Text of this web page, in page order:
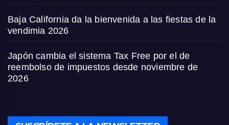
Baja California da la bienvenida a las fiestas de la
vendimia 2026
Japón cambia el sistema Tax Free por el de
reembolso de impuestos desde noviembre de
2026